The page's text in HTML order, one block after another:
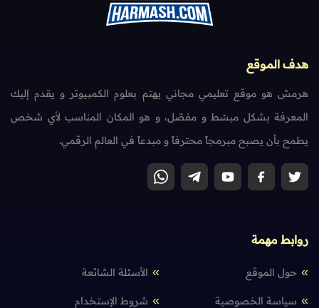
هدف الموقع
هرمش هو موقع تعليمي مجاني يهتم بعلوم الكمبيوتر و يقدم إليك
المعرفة بشكل مبسّط و مفصّل، و هو المكان المناسب لأي شخص
يطمح بأن يصبح مبرمجاً محترفاً و مبدعاً في العالم الرقمي.
روابط مهمة
حول الموقع الأسئلة الشائعة
سياسة الخصوصية شروط الإستخدام